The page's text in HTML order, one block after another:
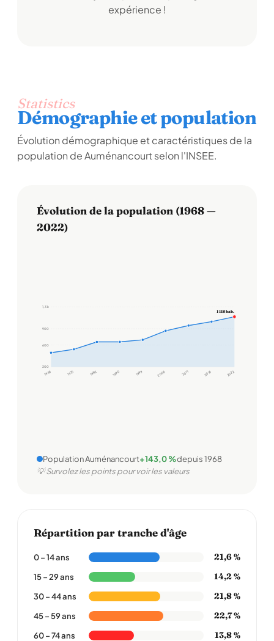
expérience !
Statistics
Démographie et population
Évolution démographique et caractéristiques de la
population de Auménancourt selon l'INSEE.
Évolution de la population (1968 —
2022)
200
600
900
1,3 k
1968 1975 1982 1990 1999 2006 2011 2016 2022
1 118 hab.
Population Auménancourt+143,0 %depuis 1968
💡 Survolez les points pour voir les valeurs
Répartition par tranche d'âge
0 – 14 ans 21,6 %
15 – 29 ans 14,2 %
30 – 44 ans 21,8 %
45 – 59 ans 22,7 %
60 – 74 ans 13,8 %